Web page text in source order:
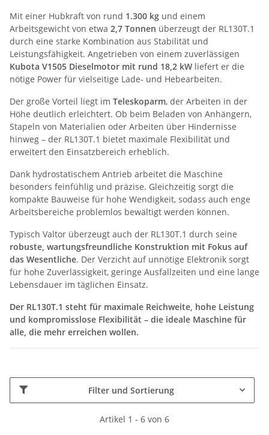
Mit einer Hubkraft von rund 1.300 kg und einem
Arbeitsgewicht von etwa 2,7 Tonnen überzeugt der RL130T.1
durch eine starke Kombination aus Stabilität und
Leistungsfähigkeit. Angetrieben von einem zuverlässigen
Kubota V1505 Dieselmotor mit rund 18,2 kW liefert er die
nötige Power für vielseitige Lade- und Hebearbeiten.
Der große Vorteil liegt im Teleskoparm, der Arbeiten in der
Höhe deutlich erleichtert. Ob beim Beladen von Anhängern,
Stapeln von Materialien oder Arbeiten über Hindernisse
hinweg – der RL130T.1 bietet maximale Flexibilität und
erweitert den Einsatzbereich erheblich.
Dank hydrostatischem Antrieb arbeitet die Maschine
besonders feinfühlig und präzise. Gleichzeitig sorgt die
kompakte Bauweise für hohe Wendigkeit, sodass auch enge
Arbeitsbereiche problemlos bewältigt werden können.
Typisch Valtor überzeugt auch der RL130T.1 durch seine
robuste, wartungsfreundliche Konstruktion mit Fokus auf
das Wesentliche. Der Verzicht auf unnötige Elektronik sorgt
für hohe Zuverlässigkeit, geringe Ausfallzeiten und eine lange
Lebensdauer im täglichen Einsatz.
Der RL130T.1 steht für maximale Reichweite, hohe Leistung
und kompromisslose Flexibilität – die ideale Maschine für
alle, die mehr erreichen wollen.
Filter und Sortierung
Artikel 1 - 6 von 6